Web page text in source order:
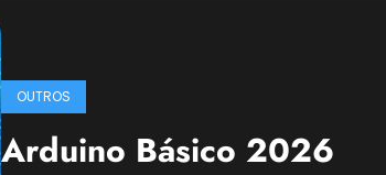
OUTROS
Arduino Básico 2026